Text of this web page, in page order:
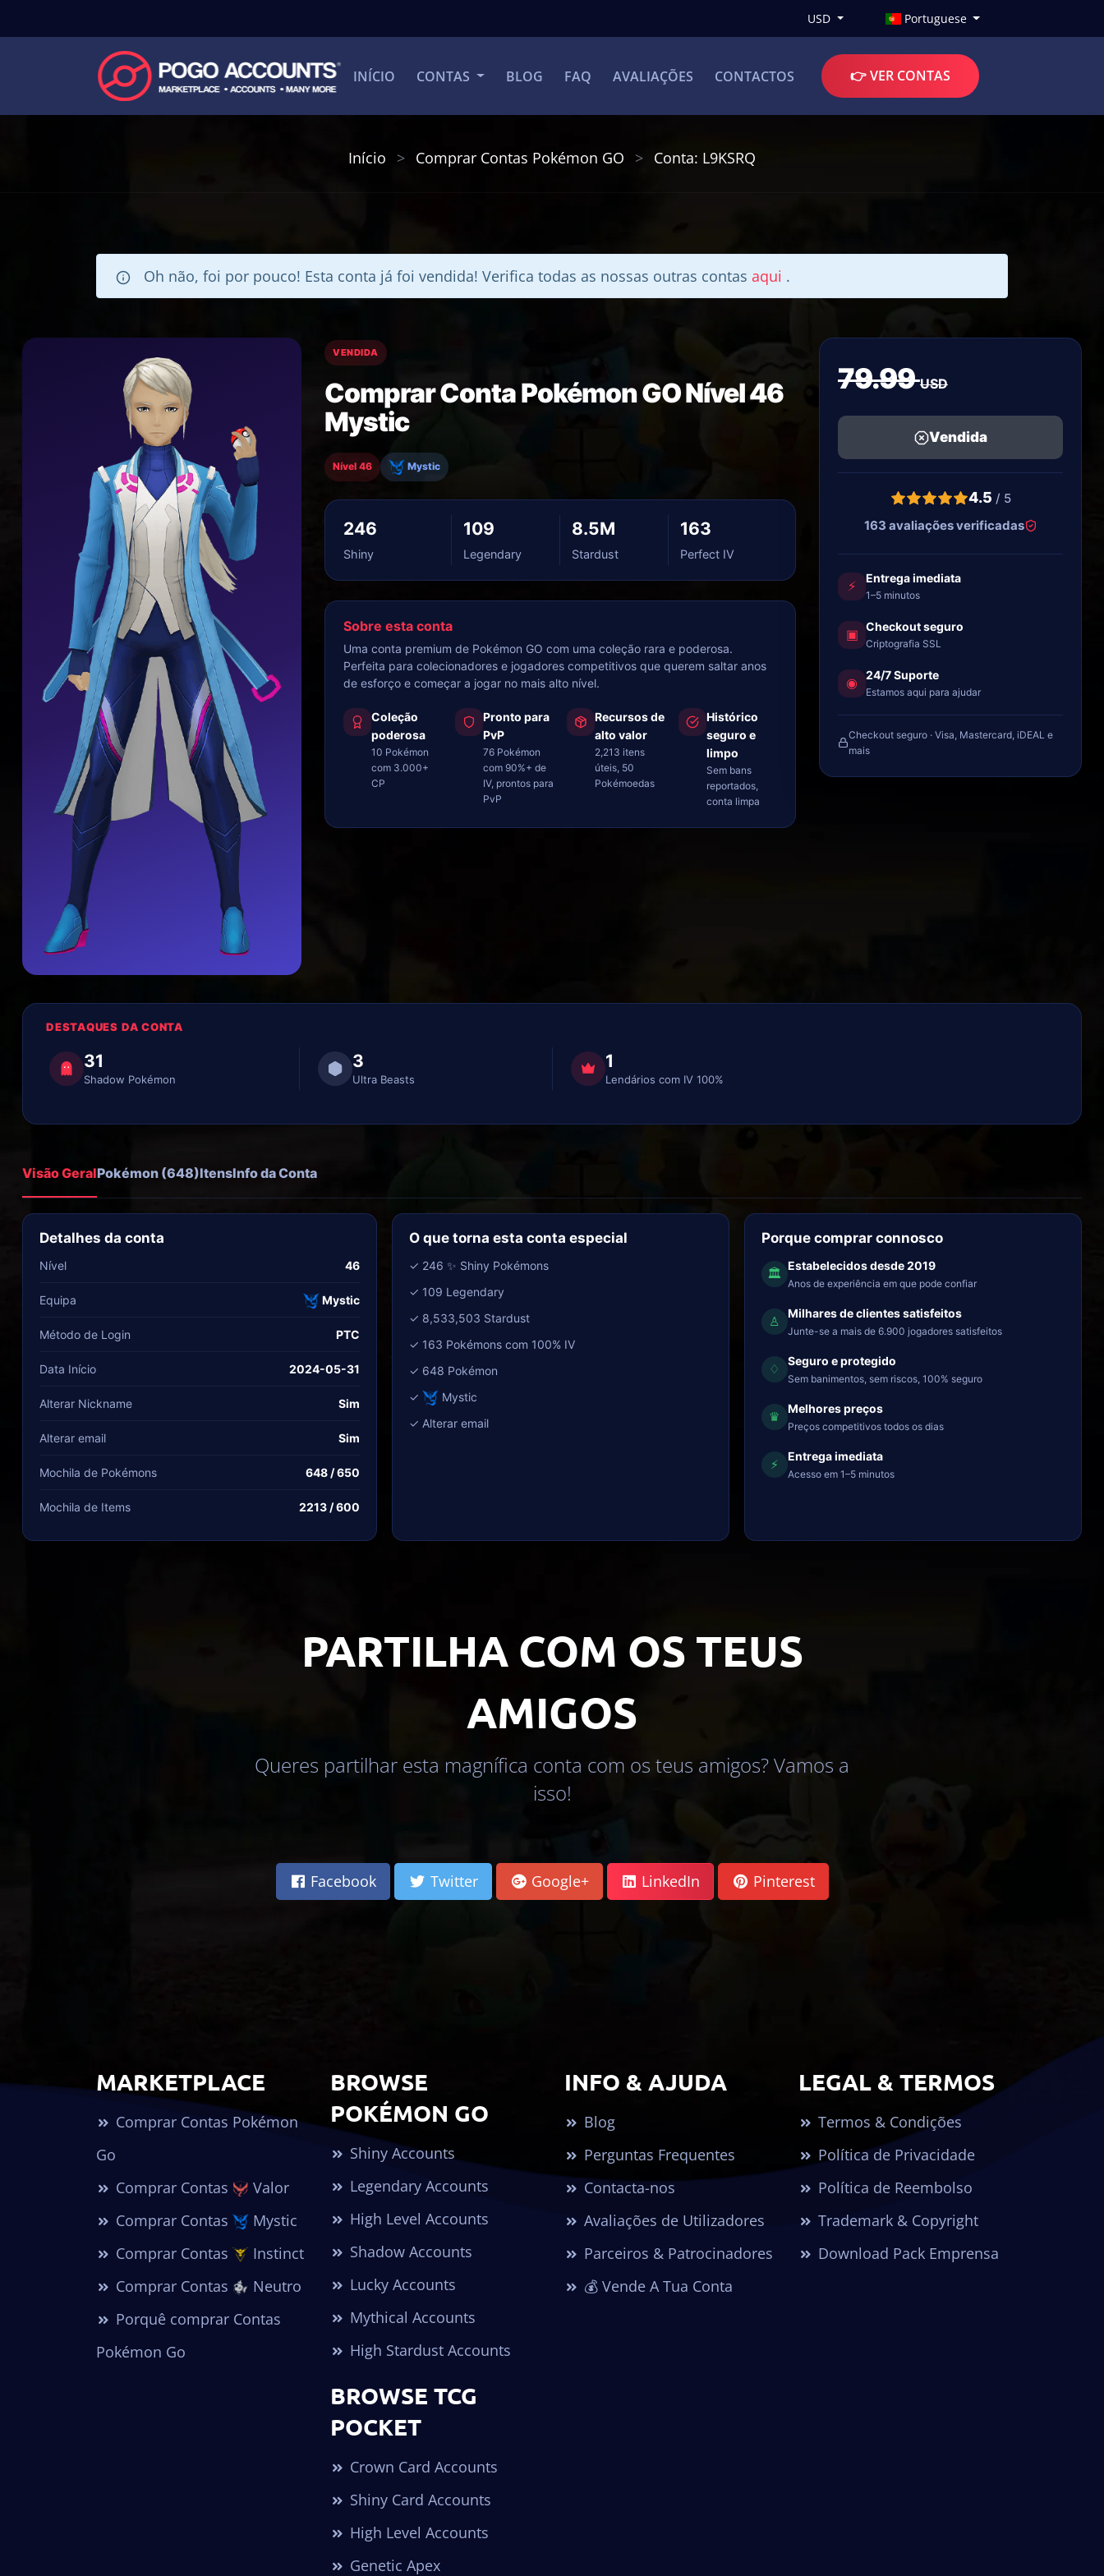
USD Portuguese
INÍCIO CONTAS BLOG FAQ AVALIAÇÕES CONTACTOS 👉 VER CONTAS
Início Comprar Contas Pokémon GO Conta: L9KSRQ
Oh não, foi por pouco! Esta conta já foi vendida! Verifica todas as nossas outras contas aqui .
VENDIDA
Comprar Conta Pokémon GO Nível 46
Mystic
Nível 46 Mystic
246
Shiny
109
Legendary
8.5M
Stardust
163
Perfect IV
Sobre esta conta
Uma conta premium de Pokémon GO com uma coleção rara e poderosa.
Perfeita para colecionadores e jogadores competitivos que querem saltar anos
de esforço e começar a jogar no mais alto nível.
Coleção
poderosa
10 Pokémon
com 3.000+
CP
Pronto para
PvP
76 Pokémon
com 90%+ de
IV, prontos para
PvP
Recursos de
alto valor
2,213 itens
úteis, 50
Pokémoedas
Histórico
seguro e
limpo
Sem bans
reportados,
conta limpa
79.99USD
Vendida
4.5 / 5
163 avaliações verificadas
⚡ Entrega imediata
1–5 minutos
▣ Checkout seguro
Criptografia SSL
◉ 24/7 Suporte
Estamos aqui para ajudar
Checkout seguro · Visa, Mastercard, iDEAL e
mais
DESTAQUES DA CONTA
31
Shadow Pokémon
3
Ultra Beasts
1
Lendários com IV 100%
Visão GeralPokémon (648)ItensInfo da Conta
Detalhes da conta
Nível 46
Equipa Mystic
Método de Login PTC
Data Início 2024-05-31
Alterar Nickname Sim
Alterar email Sim
Mochila de Pokémons 648 / 650
Mochila de Items 2213 / 600
O que torna esta conta especial
✓ 246 ✨ Shiny Pokémons
✓ 109 Legendary
✓ 8,533,503 Stardust
✓ 163 Pokémons com 100% IV
✓ 648 Pokémon
✓
Mystic
✓ Alterar email
Porque comprar connosco
🏛
Estabelecidos desde 2019
Anos de experiência em que pode confiar
♙
Milhares de clientes satisfeitos
Junte-se a mais de 6.900 jogadores satisfeitos
♢
Seguro e protegido
Sem banimentos, sem riscos, 100% seguro
♛
Melhores preços
Preços competitivos todos os dias
⚡
Entrega imediata
Acesso em 1–5 minutos
PARTILHA COM OS TEUS
AMIGOS
Queres partilhar esta magnífica conta com os teus amigos? Vamos a
isso!
Facebook Twitter Google+ LinkedIn Pinterest
MARKETPLACE
Comprar Contas Pokémon
Go
Comprar Contas
Valor
Comprar Contas
Mystic
Comprar Contas
Instinct
Comprar Contas
Neutro
Porquê comprar Contas
Pokémon Go
BROWSE
POKÉMON GO
Shiny Accounts
Legendary Accounts
High Level Accounts
Shadow Accounts
Lucky Accounts
Mythical Accounts
High Stardust Accounts
BROWSE TCG
POCKET
Crown Card Accounts
Shiny Card Accounts
High Level Accounts
Genetic Apex
INFO & AJUDA
Blog
Perguntas Frequentes
Contacta-nos
Avaliações de Utilizadores
Parceiros & Patrocinadores
💰 Vende A Tua Conta
LEGAL & TERMOS
Termos & Condições
Política de Privacidade
Política de Reembolso
Trademark & Copyright
Download Pack Emprensa